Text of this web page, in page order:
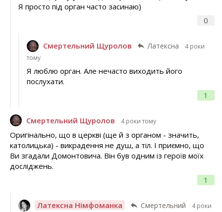
0
Я просто під орган часто засинаю)
Смертельний Щуролов Латексна
4 роки
тому
1
Я люблю орган. Але нечасто виходить його
послухати.
Смертельний Щуролов 4 роки тому
1
Оригінально, що в церкві (ще й з органом - значить,
католицька) - викрадення не душ, а тіл. І приємно, що
Ви згадали Домонтовича. Він був одним із героїв моїх
досліджень.
Латексна Німфоманка Смертельний
4 роки